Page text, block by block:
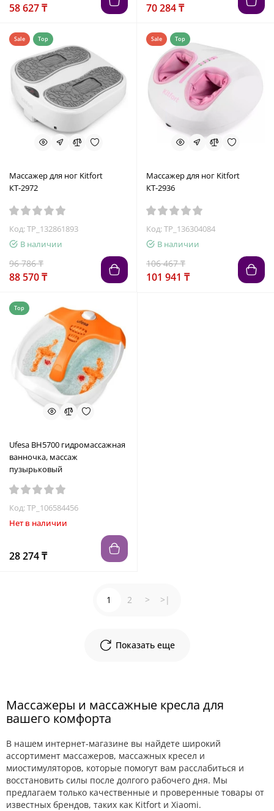
58 627 ₸ 70 284 ₸
Sale Top
Массажер для ног Kitfort
КТ-2972
Код: TP_132861893
В наличии
96 786 ₸
88 570 ₸
Sale Top
Массажер для ног Kitfort
КТ-2936
Код: TP_136304084
В наличии
106 467 ₸
101 941 ₸
Top
Ufesa BH5700 гидромассажная
ванночка, массаж
пузырьковый
Код: TP_106584456
Нет в наличии
28 274 ₸
Показать еще
1 2 > >|
Массажеры и массажные кресла для
вашего комфорта
В нашем интернет-магазине вы найдете широкий
ассортимент массажеров, массажных кресел и
миостимуляторов, которые помогут вам расслабиться и
восстановить силы после долгого рабочего дня. Мы
предлагаем только качественные и проверенные товары от
известных брендов, таких как Kitfort и Xiaomi.